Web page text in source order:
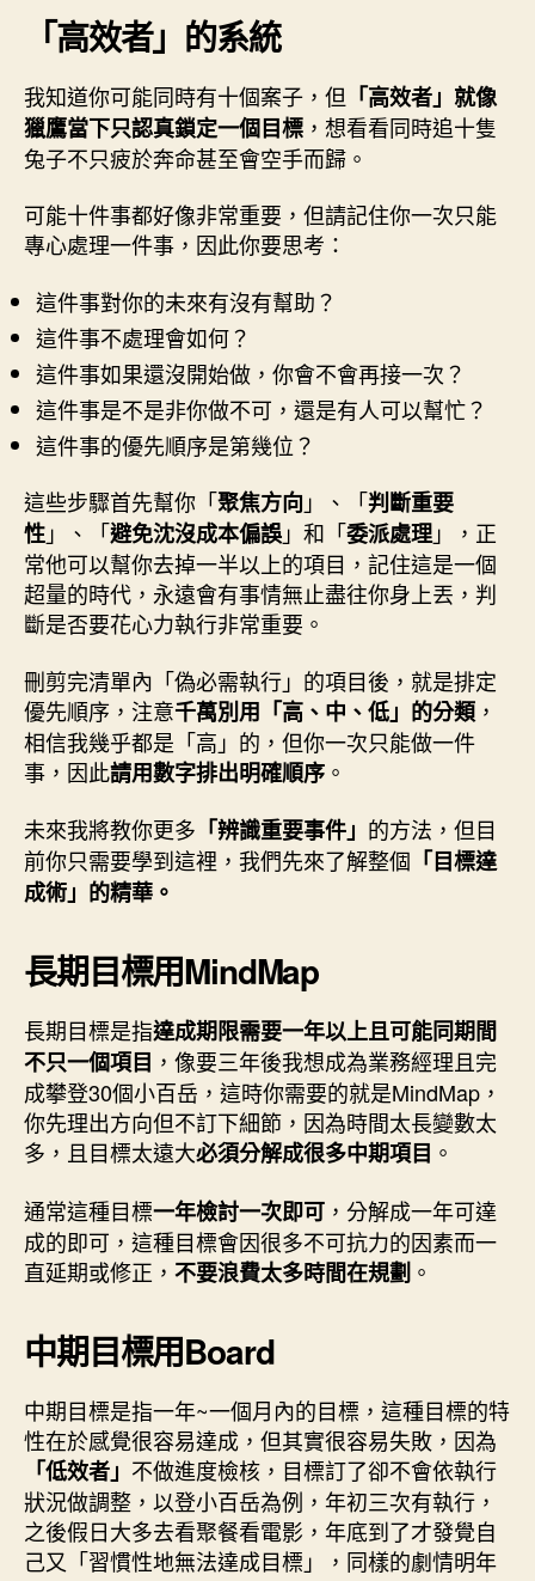
「高效者」的系統
我知道你可能同時有十個案子，但 「高效者」就像
獵鷹當下只認真鎖定一個目標 ，想看看同時追十隻
兔子不只疲於奔命甚至會空手而歸。
可能十件事都好像非常重要，但請記住你一次只能
專心處理一件事，因此你要思考：
這件事對你的未來有沒有幫助？
這件事不處理會如何？
這件事如果還沒開始做，你會不會再接一次？
這件事是不是非你做不可，還是有人可以幫忙？
這件事的優先順序是第幾位？
這些步驟首先幫你「聚焦方向 」、「判斷重要
性」、「避免沈沒成本偏誤」和「委派處理」，正
常他可以幫你去掉一半以上的項目，記住這是一個
超量的時代，永遠會有事情無止盡往你身上丟，判
斷是否要花心力執行非常重要。
刪剪完清單內「偽必需執行」的項目後，就是排定
優先順序，注意千萬別用「高、中、低」的分類 ，
相信我幾乎都是「高」的，但你一次只能做一件
事，因此請用數字排出明確順序 。
未來我將教你更多 「辨識重要事件」 的方法，但目
前你只需要學到這裡，我們先來了解整個 「目標達
成術」的精華。
長期目標用MindMap
長期目標是指達成期限需要一年以上且可能同期間
不只一個項目 ，像要三年後我想成為業務經理且完
成攀登30個小百岳，這時你需要的就是MindMap，
你先理出方向但不訂下細節，因為時間太長變數太
多，且目標太遠大必須分解成很多中期項目 。
通常這種目標一年檢討一次即可 ，分解成一年可達
成的即可，這種目標會因很多不可抗力的因素而一
直延期或修正， 不要浪費太多時間在規劃 。
中期目標用Board
中期目標是指一年~一個月內的目標，這種目標的特
性在於感覺很容易達成，但其實很容易失敗，因為
「低效者」 不做進度檢核，目標訂了卻不會依執行
狀況做調整，以登小百岳為例，年初三次有執行，
之後假日大多去看聚餐看電影，年底到了才發覺自
己又「習慣性地無法達成目標」，同樣的劇情明年